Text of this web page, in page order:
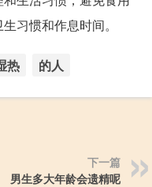
习惯和作息时间。
热 的人
下一篇
男生多大年龄会遗精呢